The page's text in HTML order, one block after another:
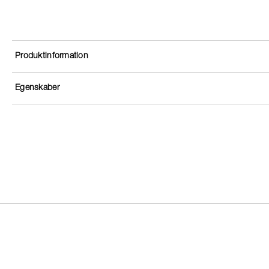
Egenskaber
Produktinformation